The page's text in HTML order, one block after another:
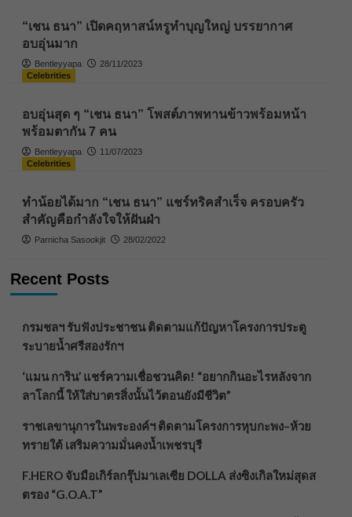
“เชน ธนา” เปิดคฤหาสน์หรูทำบุญใหญ่ บรรยากาศ
อบอุ่นมาก
Bentleyyapa
28/11/2023
Celebrities
อบอุ่นสุด ๆ “เชน ธนา” โพสต์ภาพทานข้าวพร้อมหน้า
พร้อมตากัน 7 คน
Bentleyyapa
11/07/2023
Celebrities
ทำน้อยได้มาก “เชน ธนา” แชร์ทริคสำเร็จ ครอบครัว
สำคัญคือกำลังใจให้ฝันฝ่า
Parnicha Sasookjit 28/02/2022
Recent Posts
กรมชลฯ รับฟังประชาชน ติดตามแก้ปัญหาโครงการประตู
ระบายน้ำศรีสองรักฯ
‘แมน การิน’ แชร์ความเชื่อชวนคิด! “อยากกินอะไรหลังจาก
ลาโลกนี้ ให้ใส่บาตรสิ่งนั้นไว้ตอนยังมีชีวิต”
ราชเลขานุการในพระองค์ฯ ติดตามโครงการหุบกะพง–ห้วย
ทรายใต้ เสริมความมั่นคงน้ำเพชรบุรี
F.HERO จับมือเกิร์ลกรุ๊ปมาเลเซีย DOLLA ส่งซิงเกิลใหม่สุดส
ตรอง “G.O.A.T”